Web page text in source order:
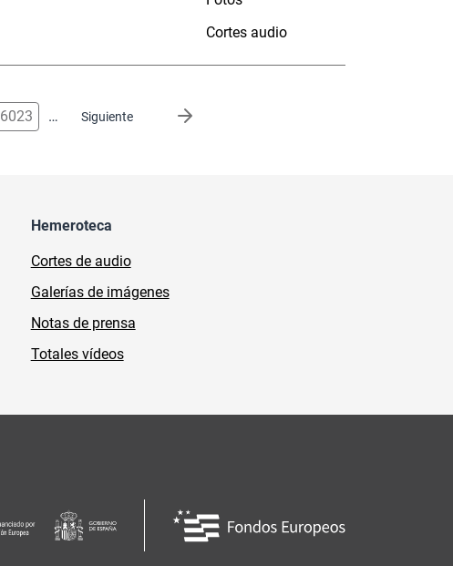
Cortes audio
6023 … Siguiente
Siguiente página
Hemeroteca
Cortes de audio
Galerías de imágenes
Notas de prensa
Totales vídeos